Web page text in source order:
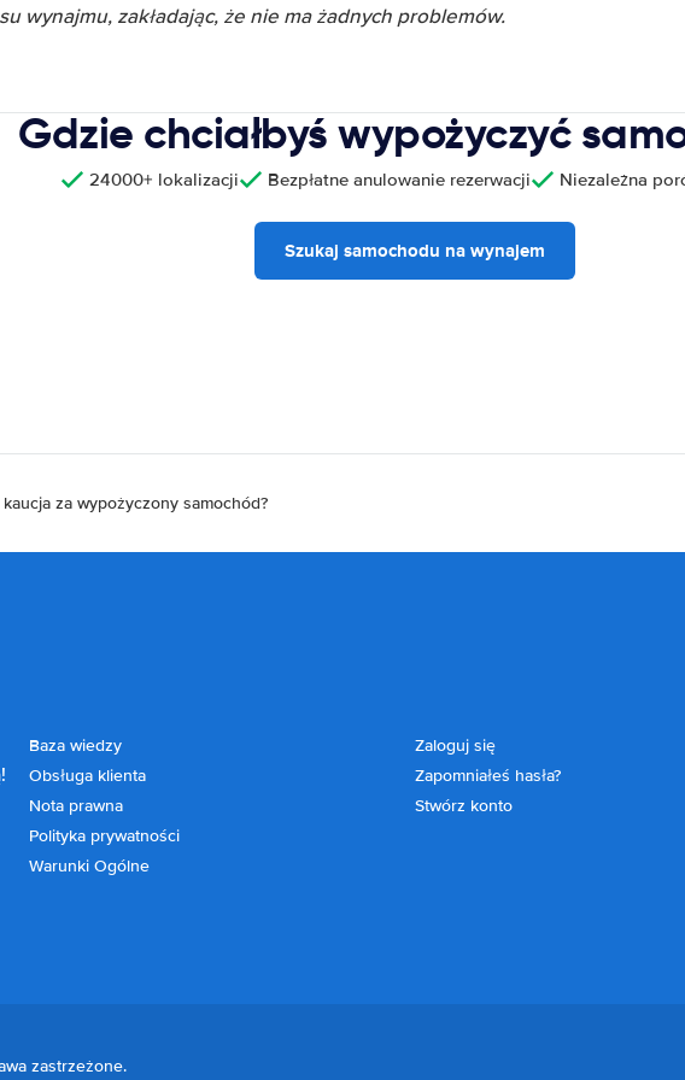
wynajmu, zakładając, że nie ma żadnych problemów.
Gdzie chciałbyś wypożyczyć
24000+ lokalizacji Bezpłatne anulowanie rezerwacji Niezależna
Szukaj samochodu na wynajem
za wypożyczony samochód?
Baza wiedzy
Obsługa klienta
Nota prawna
Polityka prywatności
Warunki Ogólne
Zaloguj się
Zapomniałeś hasła?
Stwórz konto
zastrzeżone.